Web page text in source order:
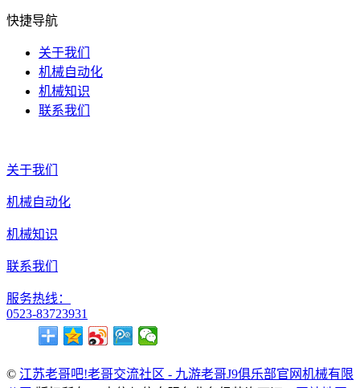
快捷导航
关于我们
机械自动化
机械知识
联系我们
关于我们
机械自动化
机械知识
联系我们
服务热线：
0523-83723931
© 江苏老哥吧!老哥交流社区 - 九游老哥J9俱乐部官网机械有限